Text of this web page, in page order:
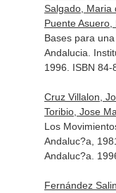
Salgado, Maria
Puente Asuero,
Bases para
Andalucia.
1996. ISBN 84-
Cruz Villalon,
Toribio, Jose
Los
Andaluc?a,
Andaluc?a.
Fernández